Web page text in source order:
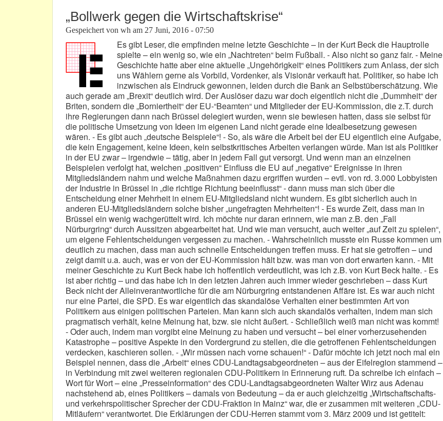
„Bollwerk gegen die Wirtschaftskrise“
Gespeichert von wh am 27 Juni, 2016 - 07:50
Es gibt Leser, die empfinden meine letzte Geschichte – in der Kurt Beck die Hauptrolle
spielte – ein wenig so, wie ein „Nachtreten“ beim Fußball. - Also nicht so ganz fair. - Meine
Geschichte hatte aber eine aktuelle „Ungehörigkeit“ eines Politikers zum Anlass, der sich
uns Wählern gerne als Vorbild, Vordenker, als Visionär verkauft hat. Politiker, so habe ich
inzwischen als Eindruck gewonnen, leiden durch die Bank an Selbstüberschätzung. Wie
auch gerade am „Brexit“ deutlich wird. Der Auslöser dazu war doch eigentlich nicht die „Dummheit“ der
Briten, sondern die „Borniertheit“ der EU-“Beamten“ und Mitglieder der EU-Kommission, die z.T. durch
ihre Regierungen dann nach Brüssel delegiert wurden, wenn sie bewiesen hatten, dass sie selbst für
die politische Umsetzung von Ideen im eigenen Land nicht gerade eine Idealbesetzung gewesen
wären. - Es gibt auch „deutsche Beispiele“! - So, als wäre die Arbeit bei der EU eigentlich eine Aufgabe,
die kein Engagement, keine Ideen, kein selbstkritisches Arbeiten verlangen würde. Man ist als Politiker
in der EU zwar – irgendwie – tätig, aber in jedem Fall gut versorgt. Und wenn man an einzelnen
Beispielen verfolgt hat, welchen „positiven“ Einfluss die EU auf „negative“ Ereignisse in ihren
Mitgliedsländern nahm und welche Maßnahmen dazu ergriffen wurden – evtl. von rd. 3.000 Lobbyisten
der Industrie in Brüssel in „die richtige Richtung beeinflusst“ - dann muss man sich über die
Entscheidung einer Mehrheit in einem EU-Mitgliedsland nicht wundern. Es gibt sicherlich auch in
anderen EU-Mitgliedsländern solche bisher „ungefragten Mehrheiten“! - Es wurde Zeit, dass man in
Brüssel ein wenig wachgerüttelt wird. Ich möchte nur daran erinnern, wie man z.B. den „Fall
Nürburgring“ durch Aussitzen abgearbeitet hat. Und wie man versucht, auch weiter „auf Zeit zu spielen“,
um eigene Fehlentscheidungen vergessen zu machen. - Wahrscheinlich musste ein Russe kommen um
deutlich zu machen, dass man auch schnelle Entscheidungen treffen muss. Er hat sie getroffen – und
zeigt damit u.a. auch, was er von der EU-Kommission hält bzw. was man von dort erwarten kann. - Mit
meiner Geschichte zu Kurt Beck habe ich hoffentlich verdeutlicht, was ich z.B. von Kurt Beck halte. - Es
ist aber richtig – und das habe ich in den letzten Jahren auch immer wieder geschrieben – dass Kurt
Beck nicht der Alleinverantwortliche für die am Nürburgring entstandenen Affäre ist. Es war auch nicht
nur eine Partei, die SPD. Es war eigentlich das skandalöse Verhalten einer bestimmten Art von
Politikern aus einigen politischen Parteien. Man kann sich auch skandalös verhalten, indem man sich
pragmatisch verhält, keine Meinung hat, bzw. sie nicht äußert. - Schließlich weiß man nicht was kommt!
- Oder auch, indem man vorgibt eine Meinung zu haben und versucht – bei einer vorherzusehenden
Katastrophe – positive Aspekte in den Vordergrund zu stellen, die die getroffenen Fehlentscheidungen
verdecken, kaschieren sollen. - „Wir müssen nach vorne schauen!“ - Dafür möchte ich jetzt noch mal ein
Beispiel nennen, dass die „Arbeit“ eines CDU-Landtagsabgeordneten – aus der Eifelregion stammend –
in Verbindung mit zwei weiteren regionalen CDU-Politikern in Erinnerung ruft. Da schreibe ich einfach –
Wort für Wort – eine „Presseinformation“ des CDU-Landtagsabgeordneten Walter Wirz aus Adenau
nachstehend ab, eines Politikers – damals von Bedeutung – da er auch gleichzeitig „Wirtschaftschafts-
und verkehrspolitischer Sprecher der CDU-Fraktion in Mainz“ war, die er zusammen mit weiteren „CDU-
Mitläufern“ verantwortet. Die Erklärungen der CDU-Herren stammt vom 3. März 2009 und ist getitelt: